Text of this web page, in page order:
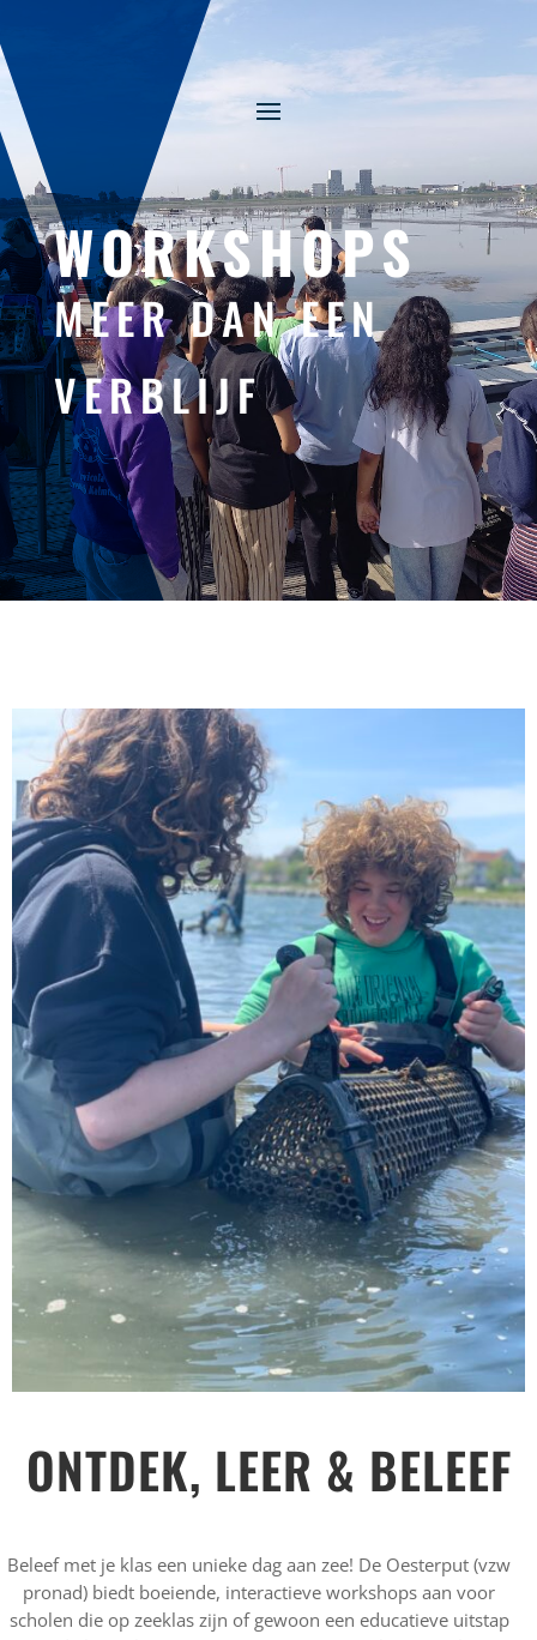
WORKSHOPS
MEER DAN EEN
VERBLIJF
ONTDEK, LEER & BELEEF
Beleef met je klas een unieke dag aan zee! De Oesterput (vzw
pronad) biedt boeiende, interactieve workshops aan voor
scholen die op zeeklas zijn of gewoon een educatieve uitstap